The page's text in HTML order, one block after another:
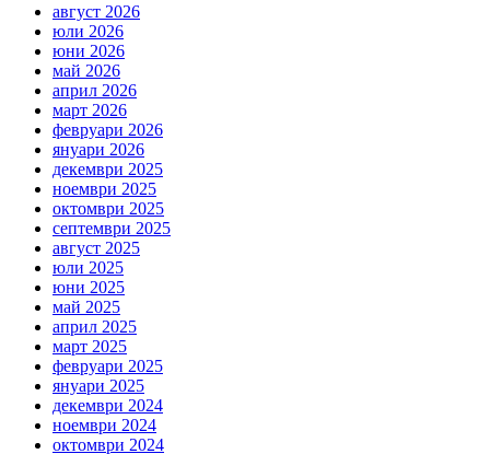
август 2026
юли 2026
юни 2026
май 2026
април 2026
март 2026
февруари 2026
януари 2026
декември 2025
ноември 2025
октомври 2025
септември 2025
август 2025
юли 2025
юни 2025
май 2025
април 2025
март 2025
февруари 2025
януари 2025
декември 2024
ноември 2024
октомври 2024